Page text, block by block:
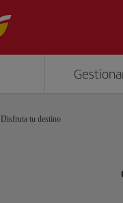
Disfruta tu destino